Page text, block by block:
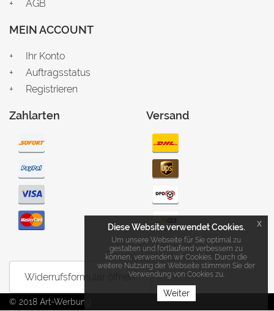
AGB
MEIN ACCOUNT
Ihr Konto
Auftragsstatus
Registrieren
Zahlarten Versand
Widerrufsformular öffnen
© 2018 Art-Werbung
Diese Website verwendet Cookies.
Um unsere Webseite für Sie optimal zu
gestalten und fortlaufend verbessern zu
können, verwenden wir Cookies. Durch die
weitere Nutzung der Webseite stimmen Sie der
Verwendung von Cookies zu.
Weiter
x